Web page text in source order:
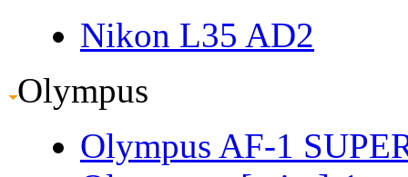
Nikon L35 AD2
Olympus
Olympus AF-1